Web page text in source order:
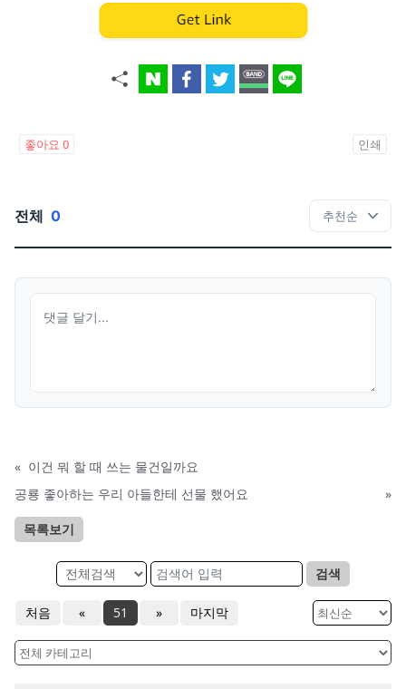
좋아요 0 인쇄
전체 0
« 이건 뭐 할 때 쓰는 물건일까요
공룡 좋아하는 우리 아들한테 선물 했어요
»
목록보기
검색
처음 « 51 » 마지막